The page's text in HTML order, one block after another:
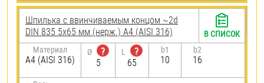
Шпилька c ввинчиваемым концом ~2d
DIN 835 5х65 мм (нерж.) A4 (AISI 316)
Материал
A4 (AISI 316)
Ø
?
5
L
?
65
b1
10
b2
16
В СПИСОК